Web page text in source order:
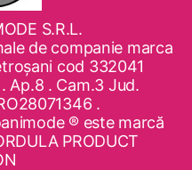
S.R.L.
de companie marca
cod 332041
Ap.8 . Cam.3 Jud.
.
® este marcă
PRODUCT